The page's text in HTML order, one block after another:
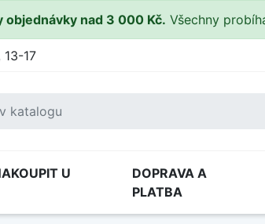
objednávky nad 3 000 Kč. Všechny
13-17
U
DOPRAVA A
PLATBA